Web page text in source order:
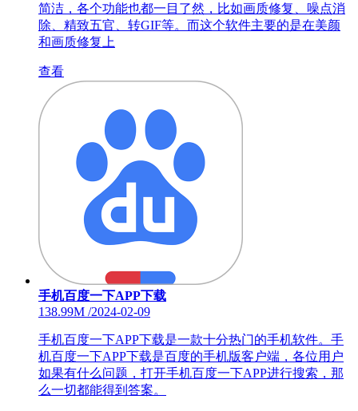
简洁，各个功能也都一目了然，比如画质修复、噪点消
除、精致五官、转GIF等。而这个软件主要的是在美颜
和画质修复上
查看
手机百度一下APP下载
138.99M /2024-02-09
手机百度一下APP下载是一款十分热门的手机软件。手
机百度一下APP下载是百度的手机版客户端，各位用户
如果有什么问题，打开手机百度一下APP进行搜索，那
么一切都能得到答案。